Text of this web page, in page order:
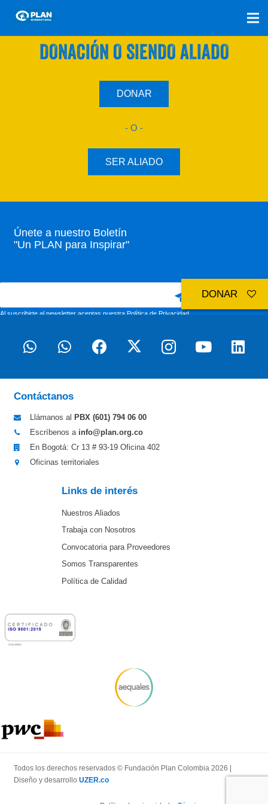
SÚMATE A NUESTRO PLAN CON UNA
DONACIÓN O SIENDO ALIADO
DONAR
- O -
SER ALIADO
Únete a nuestro Boletín
"Un PLAN para Inspirar"
Al suscribirte al newsletter aceptas nuestraPolítica de Privacidad
Contáctanos
Llámanos al PBX (601) 794 06 00
Escríbenos a info@plan.org.co
En Bogotá: Cr 13 # 93-19 Oficina 402
Oficinas territoriales
Links de interés
Nuestros Aliados
Trabaja con Nosotros
Convocatoria para Proveedores
Somos Transparentes
Política de Calidad
Todos los derechos reservados © Fundación Plan Colombia 2026 |
Diseño y desarrollo UZER.co
DONAR